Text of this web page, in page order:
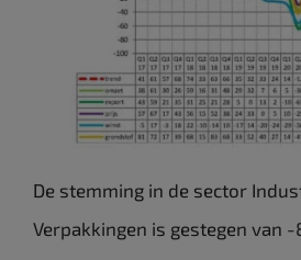
De stemming in de sector
Verpakkingen is gestegen van -